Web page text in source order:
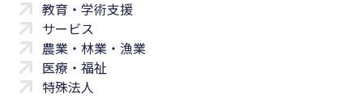
教育・学術支援
サービス
農業・林業・漁業
医療・福祉
特殊法人